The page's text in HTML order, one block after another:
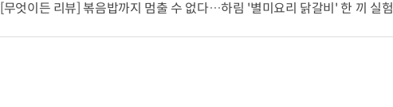
[무엇이든 리뷰] 볶음밥까지 멈출 수 없다…하림 '별미요리 닭갈비' 한 끼 실험